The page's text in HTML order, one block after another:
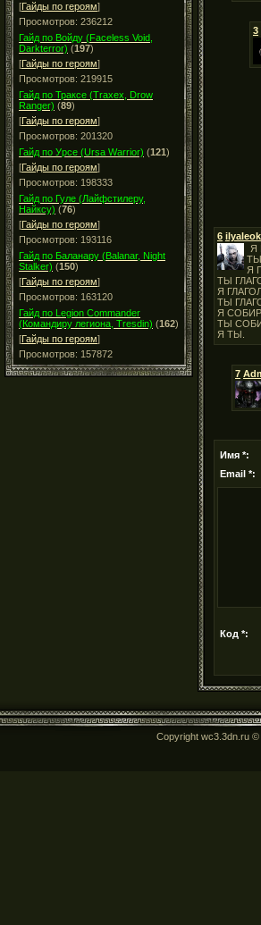
[Гайды по героям]
Просмотров: 236212
Гайд по Войду (Faceless Void,
Darkterror) (197)
[Гайды по героям]
Просмотров: 219915
Гайд по Траксе (Traxex, Drow
Ranger) (89)
[Гайды по героям]
Просмотров: 201320
Гайд по Урсе (Ursa Warrior) (121)
[Гайды по героям]
Просмотров: 198333
Гайд по Гуле (Лайфстилеру,
Найксу) (76)
[Гайды по героям]
Просмотров: 193116
Гайд по Баланару (Balanar, Night
Stalker) (150)
[Гайды по героям]
Просмотров: 163120
Гайд по Legion Commander
(Командиру легиона, Tresdin) (162)
[Гайды по героям]
Просмотров: 157872
3
6
Я
Я
ТЫ
Я
ТЫ
Я
ТЫ
Я ТЫ.
7
Имя *:
Email *:
Код *:
Copyright wc3.3dn.ru ©